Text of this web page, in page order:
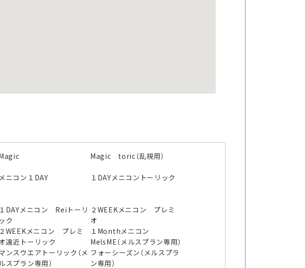
Magic toric（乱視用）
ニコン１DAY １DAYメニコントーリック
１DAYメニコン Reiトーリ
ック
２WEEKメニコン プレミ
オ
２WEEKメニコン プレミ
遠近トーリック
１Monthメニコン
MelsME（メルスプラン専用）
ンスウエアトーリック（メ
スプラン専用）
フォーシーズン（メルスプラ
ン専用）